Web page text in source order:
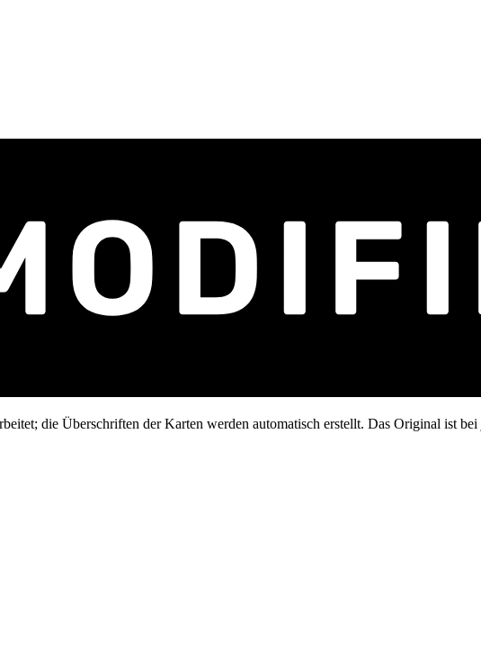
die Überschriften der Karten werden automatisch erstellt. Das Original ist